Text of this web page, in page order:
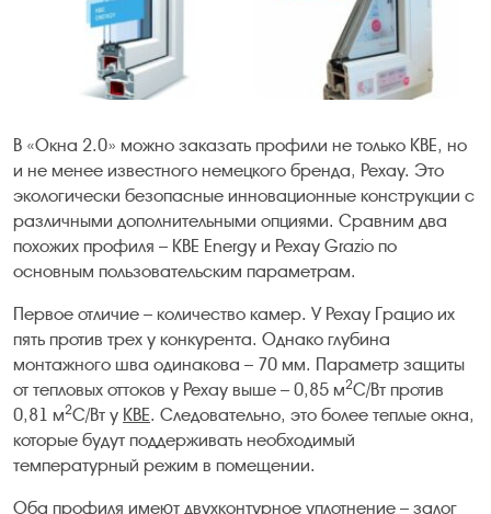
В «Окна 2.0» можно заказать профили не только КВЕ, но
и не менее известного немецкого бренда, Рехау. Это
экологически безопасные инновационные конструкции с
различными дополнительными опциями. Сравним два
похожих профиля – KBE Energy и Рехау Grazio по
основным пользовательским параметрам.
Первое отличие – количество камер. У Рехау Грацио их
пять против трех у конкурента. Однако глубина
монтажного шва одинакова – 70 мм. Параметр защиты
от тепловых оттоков у Рехау выше – 0,85 м2С/Вт против
0,81 м2С/Вт у КВЕ. Следовательно, это более теплые окна,
которые будут поддерживать необходимый
температурный режим в помещении.
Оба профиля имеют двухконтурное уплотнение – залог